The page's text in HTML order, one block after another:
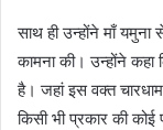
साथ ही उन्होंने माँ
कामना की। उन्होंने
है। जहां इस वक्त
किसी भी प्रकार की कोई